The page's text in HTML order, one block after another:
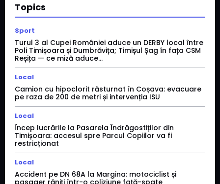
Topics
Sport
Turul 3 al Cupei României aduce un DERBY local între
Poli Timișoara și Dumbrăvița; Timișul Șag în fața CSM
Reșița — ce miză aduce...
Local
Camion cu hipoclorit răsturnat în Coșava: evacuare
pe raza de 200 de metri și intervenția ISU
Local
Încep lucrările la Pasarela Îndrăgostiților din
Timișoara: accesul spre Parcul Copiilor va fi
restricționat
Local
Accident pe DN 68A la Margina: motociclist și
pasager răniți într-o coliziune față-spate